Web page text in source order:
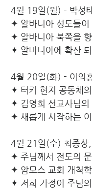
4월 19일(월) - 박성
✦ 알바니아 성도들
✦ 알바니아 북쪽을
✦ 알바니아에 확산
4월 20일(화) - 이의
✦ 터키 현지 공동체
✦ 김영희 선교사님
✦ 새롭게 시작하는
4월 21일(수) 최종상
✦ 주님께서 전도의
✦ 암모스 교회 개척
✦ 저희 가정이 주님